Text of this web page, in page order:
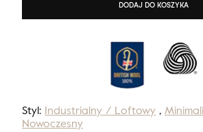
Styl: Industrialny / Loftowy ,
Nowoczesny
DODAJ DO KOSZYKA